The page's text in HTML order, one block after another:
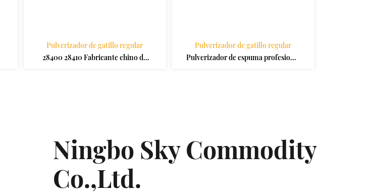
Pulverizador de gatillo regular
28400 28410 Fabricante chino de
Pulverizador de gatillo regular
Pulverizador de espuma profesional
Ningbo Sky Commodity
Co.,Ltd.